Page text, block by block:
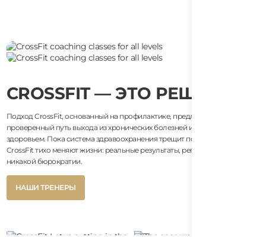
CROSSFIT — ЭТО РЕШЕНИЕ
Подход CrossFit, основанный на профилактике, предлагает
проверенный путь выхода из хронических болезней и тупика со
здоровьем. Пока система здравоохранения трещит по швам, боксы
CrossFit тихо меняют жизни: реальные результаты, регулярные усилия и
никакой бюрократии.
Button
НАШИ ТРЕНЕРЫ
НАШИ ТРЕНЕРЫ